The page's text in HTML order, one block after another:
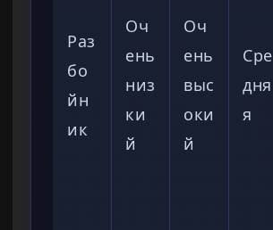
Раз
бо
йн
ик
Оч
ень
низ
ки
й
Оч
ень
выс
оки
й
Сре
дня
я